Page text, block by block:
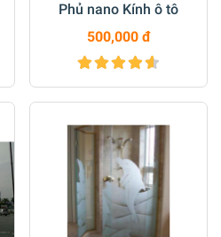
Phủ nano Kính ô tô
500,000 đ